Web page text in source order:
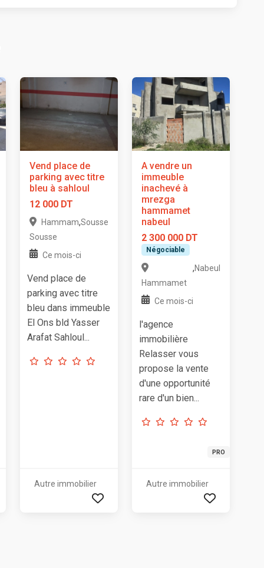
Vend place de
parking avec titre
bleu à sahloul
12 000 DT
Hammam
Sousse
,Sousse
Ce mois-ci
Vend place de
parking avec titre
bleu dans immeuble
El Ons bld Yasser
Arafat Sahloul...
Autre immobilier
A vendre un
immeuble
inachevé à
mrezga
hammamet
nabeul
2 300 000 DT
Négociable
Hammamet
,Nabeul
Ce mois-ci
l'agence
immobilière
Relasser vous
propose la vente
d'une opportunité
rare d'un bien...
PRO
Autre immobilier